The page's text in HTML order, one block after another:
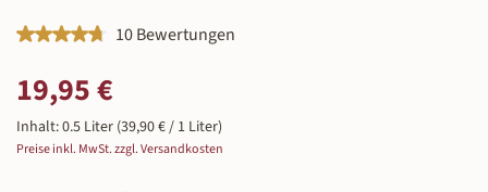
Durchschnittliche Bewertung von 4.8 von 5 Sternen
10 Bewertungen
Regulärer Preis:
19,95 €
Inhalt:0.5 Liter (39,90 € / 1 Liter)
Preise inkl. MwSt. zzgl. Versandkosten